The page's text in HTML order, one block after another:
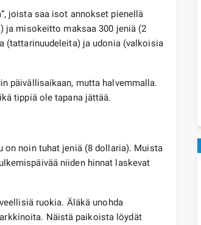
joista saa isot annokset pienellä
ja misokeitto maksaa 300 jeniä (2
(tattarinuudeleita) ja udonia (valkoisia
päivällisaikaan, mutta halvemmalla.
tippiä ole tapana jättää.
on noin tuhat jeniä (8 dollaria). Muista
niiden hinnat laskevat
ruokia. Äläkä unohda
Näistä paikoista löydät